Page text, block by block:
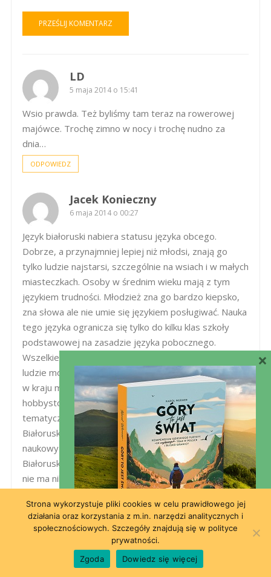
LD
5 maja 2014 o 15:41
Wsio prawda. Też byliśmy tam teraz na rowerowej
majówce. Trochę zimno w nocy i trochę nudno za
dnia…
ODPOWIEDZ
Jacek Konieczny
6 maja 2014 o 00:27
Język białoruski nabiera statusu języka obcego.
Dobrze, a przynajmniej lepiej niż młodsi, znają go
tylko ludzie najstarsi, szczególnie na wsiach i w małych
miasteczkach. Osoby w średnim wieku mają z tym
językiem trudności. Młodzież zna go bardzo kiepsko,
zna słowa ale nie umie się językiem posługiwać. Nauka
tego języka ogranicza się tylko do kilku klas szkoły
podstawowej na zasadzie języka pobocznego.
Wszelkie przedmioty uczone są po rosyjsku, młodzi
ludzie mówią wyłącznie po rosyjsku. Więcej, wszyscy
w kraju mówią już po rosyjsku. Z wyjątkiem
hobbystów i narodowych działaczy ale tylko na swych
tematycznych spotkaniach i podczas fachowych prac.
Białoruskie wydawnictwa mają albo charakter
naukowy lub krajoznawczy albo folklorystyczny.
Białoruski jest tylko nominalnie językiem urzędowym,
nie ma nikogo kto by nie znał rosyjskiego więc nie ma
białoruski wymiera… (Ciekawą też sprawą jest
znajomość języka polskiego na Białorusi, szczególnie
na zachodzie, na grodzieńszczyźnie i brześczyźnie.
Nie chodzi tu o ludność polską. Nota bene,
narodowościowe wymieszanie jest powszechne.) …
Strona wykorzystuje pliki cookies w celu prawidłowego jej
działania oraz korzystania z m.in. narzędzi analitycznych i
społecznościowych. Szczegóły znajdują się w polityce
prywatności.
Zgoda
Dowiedz się więcej
×